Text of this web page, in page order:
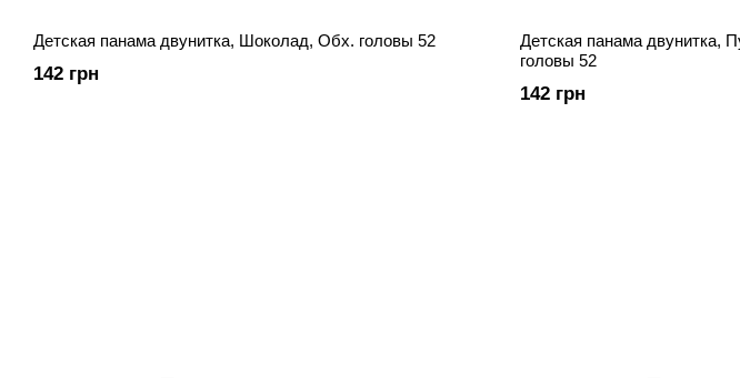
Детская панама двунитка, Шоколад, Обх. головы 52
142 грн
Детская панама двунитка,
головы 52
142 грн